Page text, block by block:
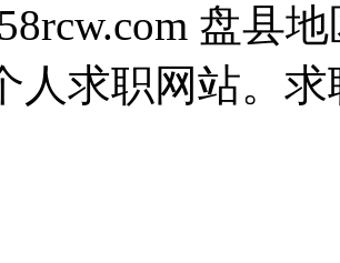
盘县
人求职网站。